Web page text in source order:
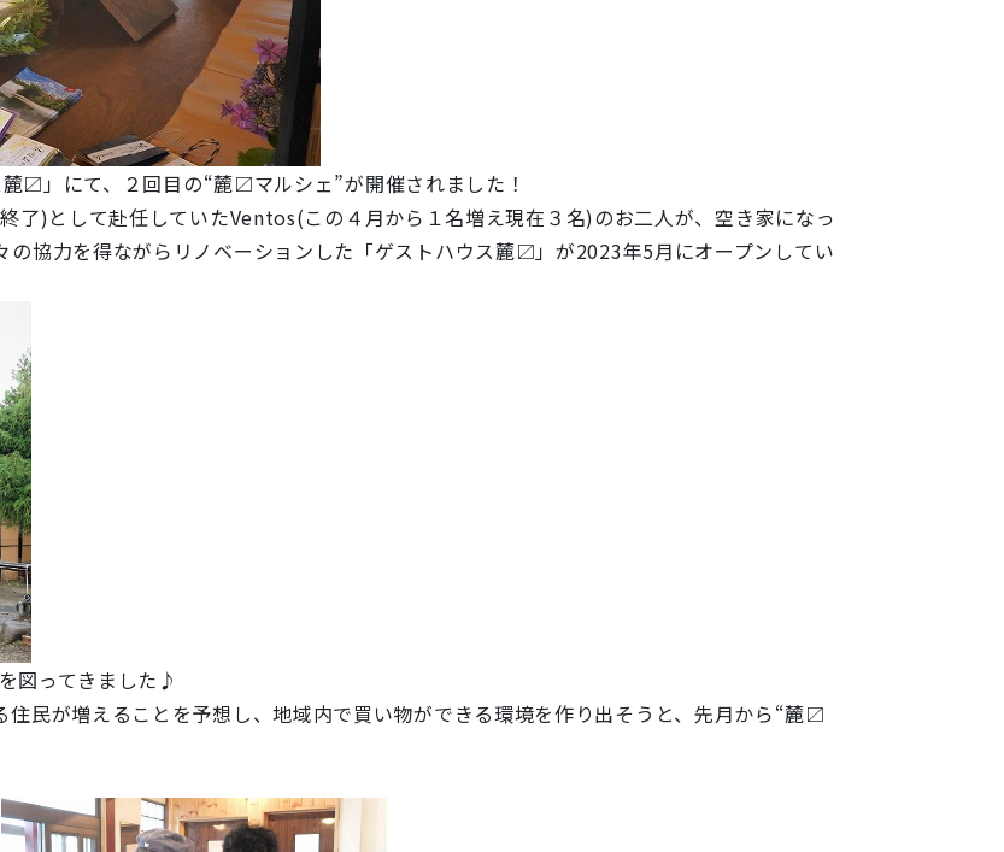
麓〼 」にて、２回目の“麓〼マルシェ”が開催されました！
了)として赴任していたVentos(この４月から１名増え現在３名)のお二人が、空き家になっ
協力を得ながらリノベーションした 「ゲストハウス麓〼 」が2023年5月にオープンしてい
図ってきました♪
民が増えることを予想し、地域内で買い物ができる環境を作り出そうと、先月から“麓〼